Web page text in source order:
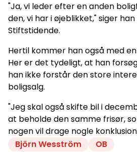
"Ja, vi leder efter en anden
den, vi har i øjeblikket," siger
Stiftstidende.
Hertil kommer han også med
Her er det tydeligt, at han
han ikke forstår den store
boligsalg.
"Jeg skal også skifte bil i
at beholde den samme frisør,
nogen vil drage nogle
Björn Wesström
OB